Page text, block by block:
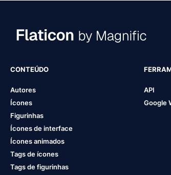
CONTEÚDO
Autores
Ícones
Figurinhas
Ícones de interface
Ícones animados
Tags de ícones
Tags de figurinhas
API
Google